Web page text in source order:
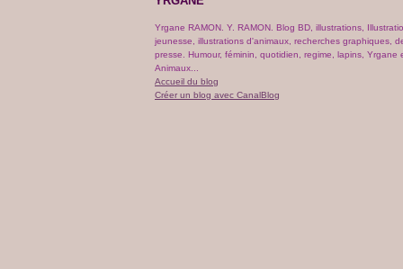
Yrgane RAMON. Y. RAMON. Blog BD, illustrations,
jeunesse, illustrations d'animaux, recherches graphiques,
presse. Humour, féminin, quotidien, regime, lapins, Yrgane
Animaux...
Accueil du blog
Créer un blog avec CanalBlog